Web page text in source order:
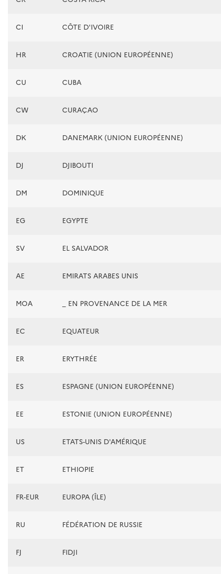
CI CÔTE D'IVOIRE
HR CROATIE (UNION EUROPÉENNE)
CU CUBA
CW CURAÇAO
DK DANEMARK (UNION EUROPÉENNE)
DJ DJIBOUTI
DM DOMINIQUE
EG EGYPTE
SV EL SALVADOR
AE EMIRATS ARABES UNIS
MOA _ EN PROVENANCE DE LA MER
EC EQUATEUR
ER ERYTHRÉE
ES ESPAGNE (UNION EUROPÉENNE)
EE ESTONIE (UNION EUROPÉENNE)
US ETATS-UNIS D'AMÉRIQUE
ET ETHIOPIE
FR-EUR EUROPA (ÎLE)
RU FÉDÉRATION DE RUSSIE
FJ FIDJI